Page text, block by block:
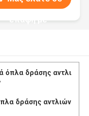
επαφή με
όπλα δράσης αντλι
δράσης αντλιών